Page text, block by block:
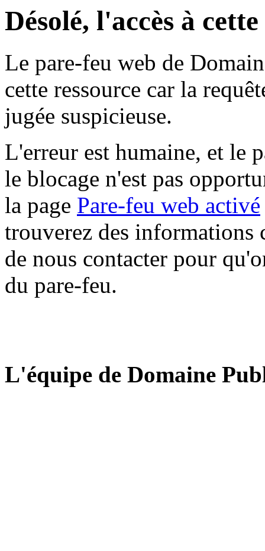
Désolé, l'accès à
Le pare-feu web de
cette ressource car la
jugée suspicieuse.
L'erreur est humaine, et le
le blocage n'est pas
la page Pare-feu web activé
trouverez des informations
de nous contacter pour
du pare-feu.
L'équipe de Domaine